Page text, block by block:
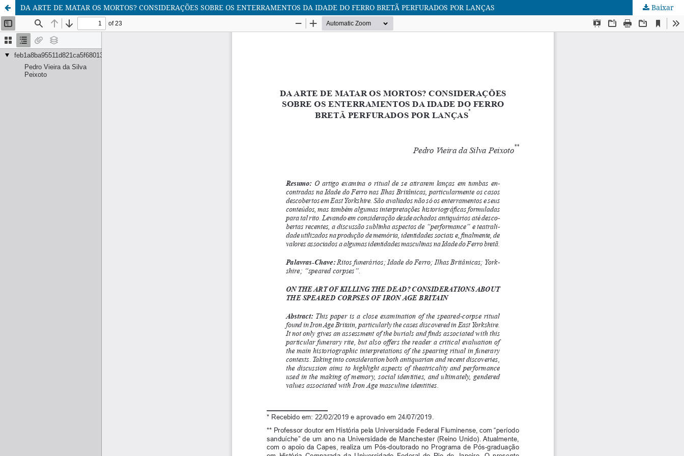
DA ARTE DE MATAR OS MORTOS? CONSIDERAÇÕES SOBRE OS ENTERRAMENTOS DA IDADE DO FERRO BRETÃ PERFURADOS POR LANÇAS Baixar